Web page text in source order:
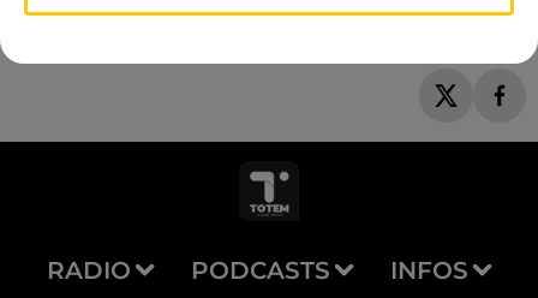
RADIO PODCASTS INFOS